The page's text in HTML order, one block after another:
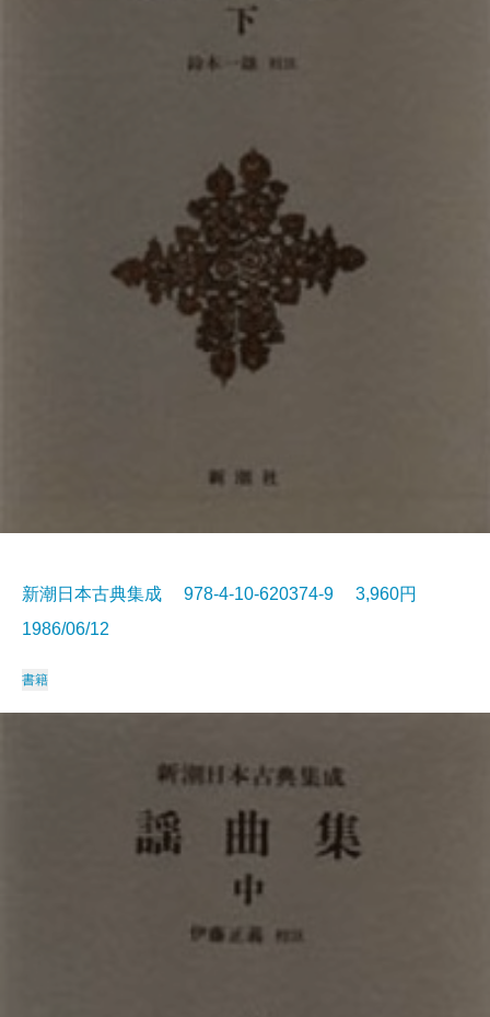
新潮日本古典集成 978-4-10-620374-9 3,960円
1986/06/12
書籍